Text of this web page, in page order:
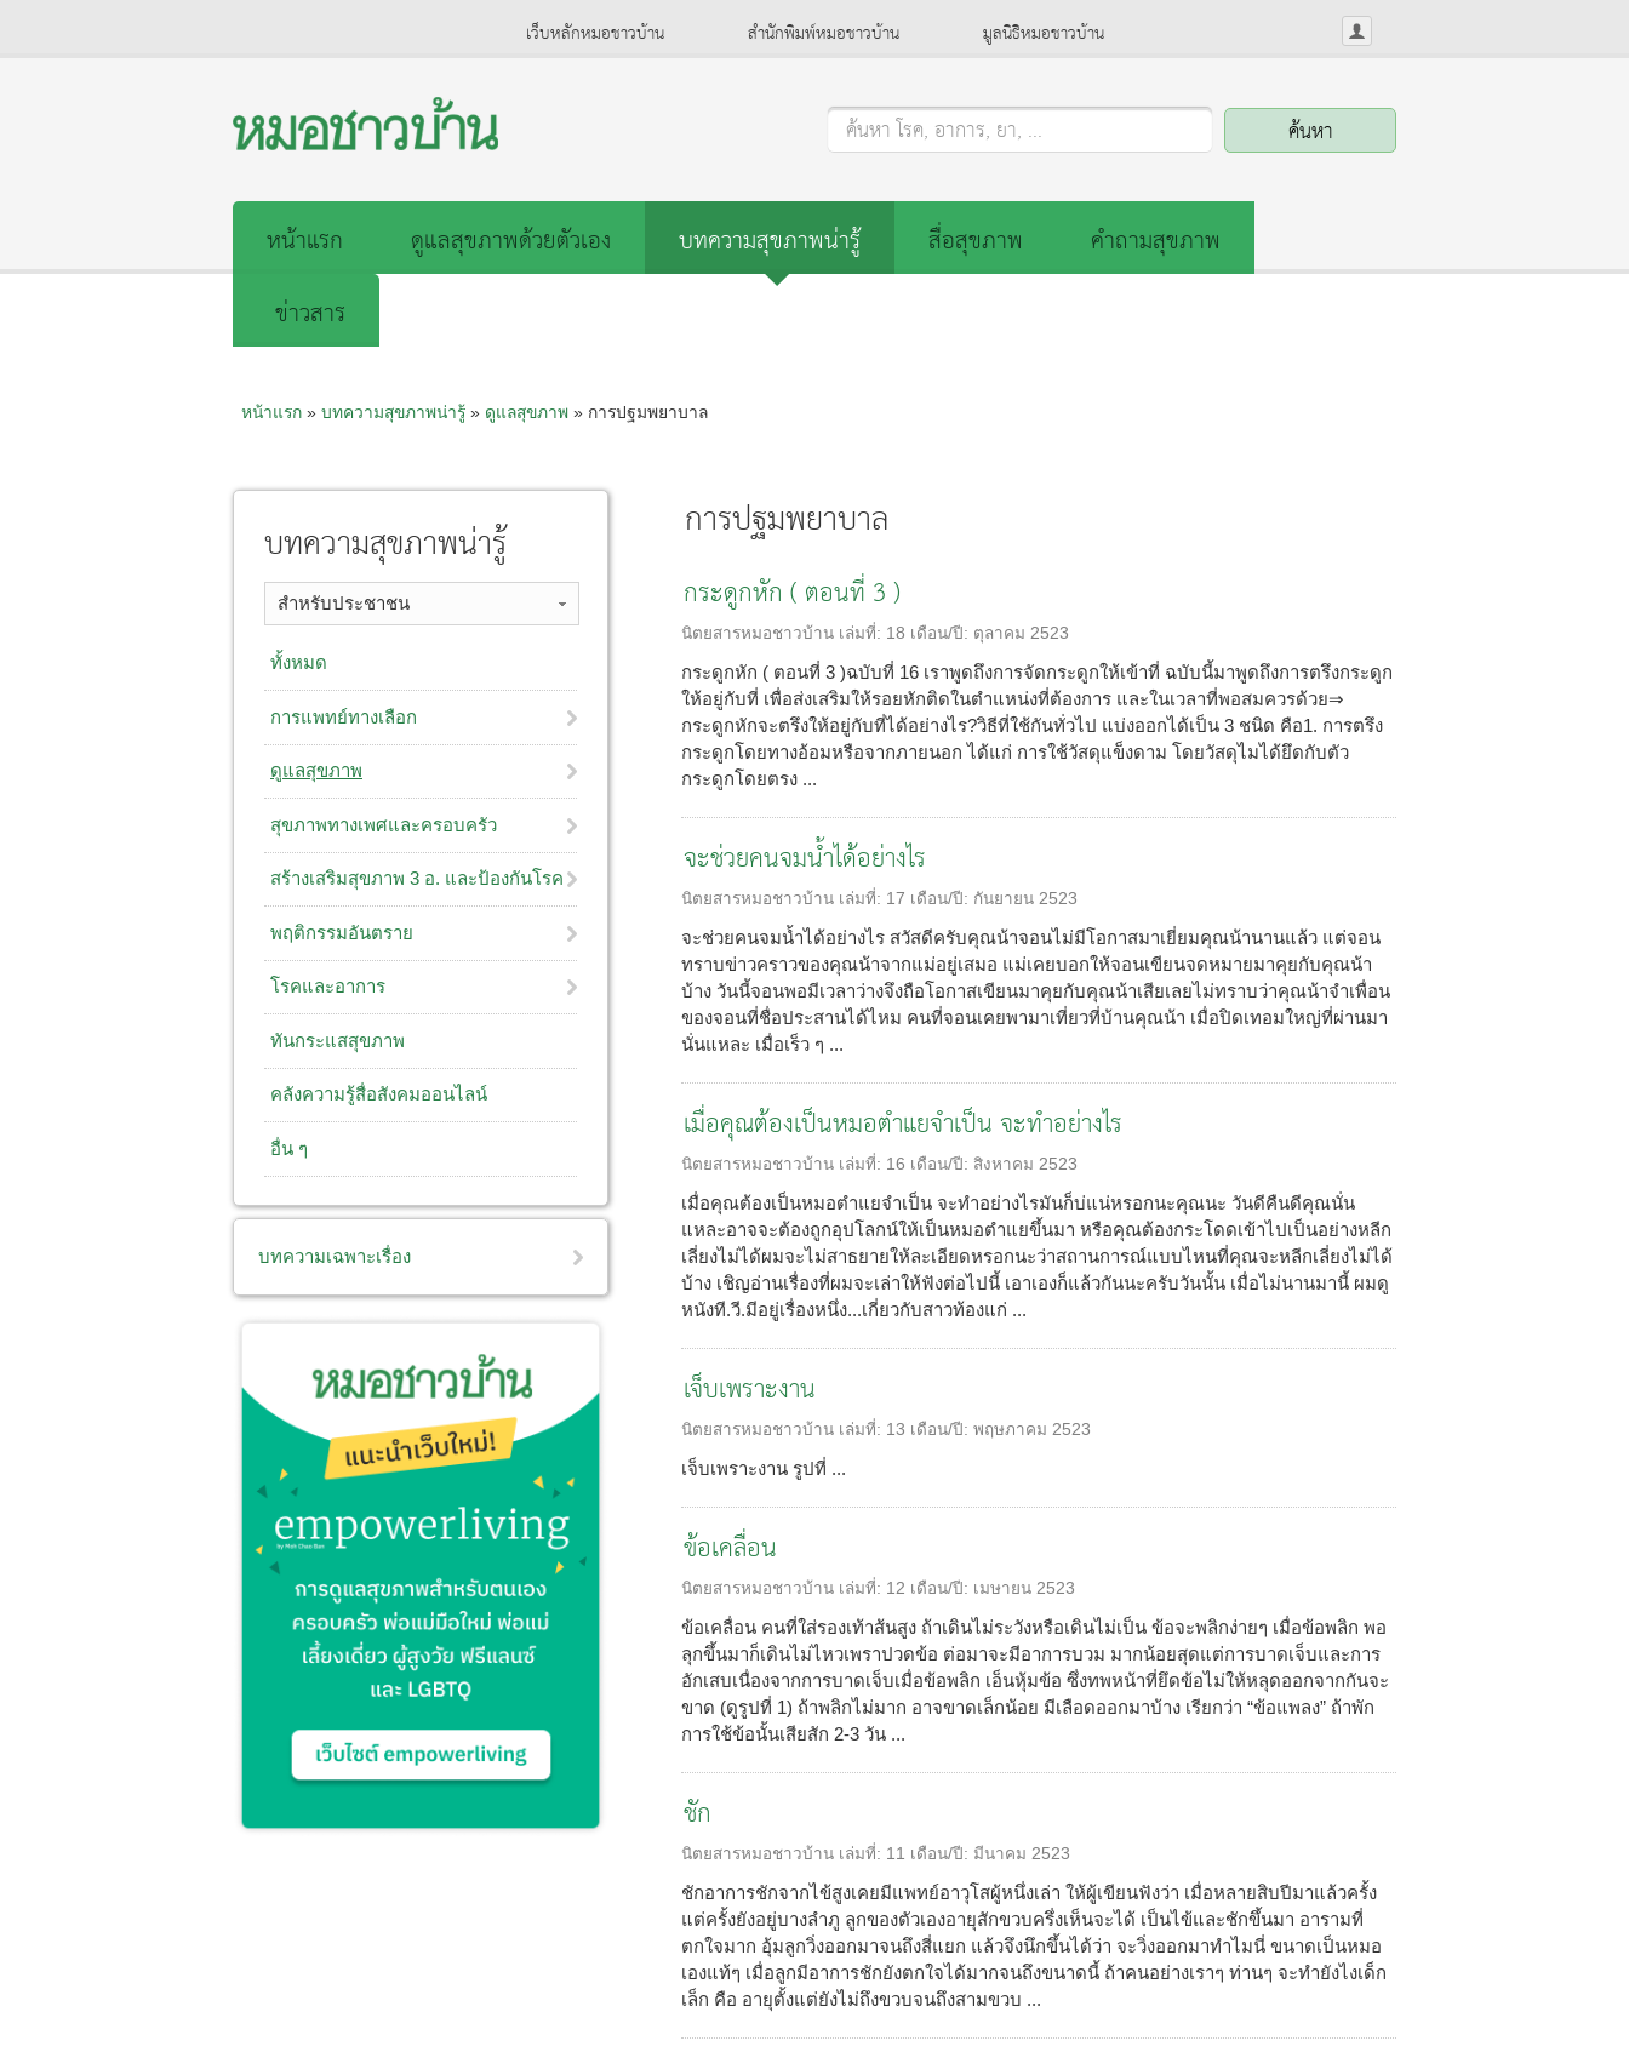
เว็บหลักหมอชาวบ้าน สำนักพิมพ์หมอชาวบ้าน มูลนิธิหมอชาวบ้าน
ค้นหา โรค, อาการ, ยา, ...
หน้าแรก ดูแลสุขภาพด้วยตัวเอง บทความสุขภาพน่ารู้ สื่อสุขภาพ
คำถามสุขภาพ
ข่าวสาร
หน้าแรก» บทความสุขภาพน่ารู้» ดูแลสุขภาพ» การปฐมพยาบาล
การปฐมพยาบาล
กระดูกหัก ( ตอนที่ 3 )
นิตยสารหมอชาวบ้าน เล่มที่: 18 เดือน/ปี: ตุลาคม 2523
กระดูกหัก ( ตอนที่ 3 )ฉบับที่ 16 เราพูดถึงการจัดกระดูกให้เข้าที่ ฉบับนี้มาพูดถึงการตรึงกระดูก
ให้อยู่กับที่ เพื่อส่งเสริมให้รอยหักติดในตำแหน่งที่ต้องการ และในเวลาที่พอสมควรด้วย⇒
กระดูกหักจะตรึงให้อยู่กับที่ได้อย่างไร?วิธีที่ใช้กันทั่วไป แบ่งออกได้เป็น 3 ชนิด คือ1. การตรึง
กระดูกโดยทางอ้อมหรือจากภายนอก ได้แก่ การใช้วัสดุแข็งดาม โดยวัสดุไมได้ยึดกับตัว
กระดูกโดยตรง ...
จะช่วยคนจมน้ำได้อย่างไร
นิตยสารหมอชาวบ้าน เล่มที่: 17 เดือน/ปี: กันยายน 2523
จะช่วยคนจมน้ำได้อย่างไร สวัสดีครับคุณน้าจอนไม่มีโอกาสมาเยี่ยมคุณน้านานแล้ว แต่จอน
ทราบข่าวคราวของคุณน้าจากแม่อยู่เสมอ แม่เคยบอกให้จอนเขียนจดหมายมาคุยกับคุณน้า
บ้าง วันนี้จอนพอมีเวลาว่างจึงถือโอกาสเขียนมาคุยกับคุณน้าเสียเลยไม่ทราบว่าคุณน้าจำเพื่อน
ของจอนที่ชื่อประสานได้ไหม คนที่จอนเคยพามาเที่ยวที่บ้านคุณน้า เมื่อปิดเทอมใหญ่ที่ผ่านมา
นั่นแหละ เมื่อเร็ว ๆ ...
เมื่อคุณต้องเป็นหมอตำแยจำเป็น จะทำอย่างไร
นิตยสารหมอชาวบ้าน เล่มที่: 16 เดือน/ปี: สิงหาคม 2523
เมื่อคุณต้องเป็นหมอตำแยจำเป็น จะทำอย่างไรมันก็บ่แน่หรอกนะคุณนะ วันดีคืนดีคุณนั่น
แหละอาจจะต้องถูกอุปโลกน์ให้เป็นหมอตำแยขึ้นมา หรือคุณต้องกระโดดเข้าไปเป็นอย่างหลีก
เลี่ยงไม่ได้ผมจะไม่สาธยายให้ละเอียดหรอกนะว่าสถานการณ์แบบไหนที่คุณจะหลีกเลี่ยงไม่ได้
บ้าง เชิญอ่านเรื่องที่ผมจะเล่าให้ฟังต่อไปนี้ เอาเองก็แล้วกันนะครับวันนั้น เมื่อไม่นานมานี้ ผมดู
หนังที.วี.มีอยู่เรื่องหนึ่ง...เกี่ยวกับสาวท้องแก่ ...
เจ็บเพราะงาน
นิตยสารหมอชาวบ้าน เล่มที่: 13 เดือน/ปี: พฤษภาคม 2523
เจ็บเพราะงาน รูปที่ ...
ข้อเคลื่อน
นิตยสารหมอชาวบ้าน เล่มที่: 12 เดือน/ปี: เมษายน 2523
ข้อเคลื่อน คนที่ใส่รองเท้าส้นสูง ถ้าเดินไม่ระวังหรือเดินไม่เป็น ข้อจะพลิกง่ายๆ เมื่อข้อพลิก พอ
ลุกขึ้นมาก็เดินไม่ไหวเพราปวดข้อ ต่อมาจะมีอาการบวม มากน้อยสุดแต่การบาดเจ็บและการ
อักเสบเนื่องจากการบาดเจ็บเมื่อข้อพลิก เอ็นหุ้มข้อ ซึ่งทพหน้าที่ยึดข้อไม่ให้หลุดออกจากกันจะ
ขาด (ดูรูปที่ 1) ถ้าพลิกไม่มาก อาจขาดเล็กน้อย มีเลือดออกมาบ้าง เรียกว่า “ข้อแพลง” ถ้าพัก
การใช้ข้อนั้นเสียสัก 2-3 วัน ...
ชัก
นิตยสารหมอชาวบ้าน เล่มที่: 11 เดือน/ปี: มีนาคม 2523
ชักอาการชักจากไข้สูงเคยมีแพทย์อาวุโสผู้หนึ่งเล่า ให้ผู้เขียนฟังว่า เมื่อหลายสิบปีมาแล้วครั้ง
แต่ครั้งยังอยู่บางลำภู ลูกของตัวเองอายุสักขวบครึ่งเห็นจะได้ เป็นไข้และชักขึ้นมา อารามที่
ตกใจมาก อุ้มลูกวิ่งออกมาจนถึงสี่แยก แล้วจึงนึกขึ้นได้ว่า จะวิ่งออกมาทำไมนี่ ขนาดเป็นหมอ
เองแท้ๆ เมื่อลูกมีอาการชักยังตกใจได้มากจนถึงขนาดนี้ ถ้าคนอย่างเราๆ ท่านๆ จะทำยังไงเด็ก
เล็ก คือ อายุตั้งแต่ยังไม่ถึงขวบจนถึงสามขวบ ...
บทความสุขภาพน่ารู้
สำหรับประชาชน
ทั้งหมด
การแพทย์ทางเลือก
ดูแลสุขภาพ
สุขภาพทางเพศและครอบครัว
สร้างเสริมสุขภาพ 3 อ. ​และป้องกันโรค
พฤติกรรมอันตราย
โรคและอาการ
ทันกระแสสุขภาพ
คลังความรู้สื่อสังคมออนไลน์
อื่น ๆ
บทความเฉพาะเรื่อง